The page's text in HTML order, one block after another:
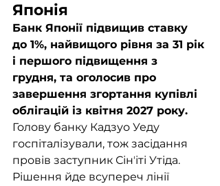
Японія
Банк Японії підвищив ставку
до 1%, найвищого рівня за 31 рік
і першого підвищення з
грудня, та оголосив про
завершення згортання купівлі
облігацій із квітня 2027 року.
Голову банку Кадзуо Уеду
госпіталізували, тож засідання
провів заступник Сінʼіті Утіда.
Рішення йде всупереч лінії